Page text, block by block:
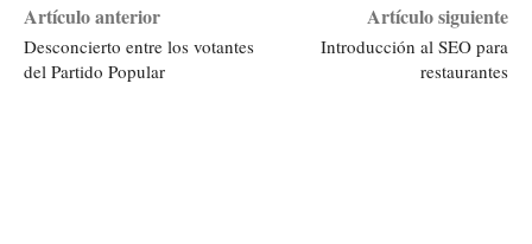
Artículo anterior
Desconcierto entre los votantes
del Partido Popular
Artículo siguiente
Introducción al SEO para
restaurantes